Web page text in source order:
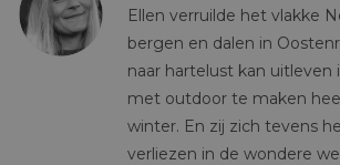
Ellen verruilde het vlakke
bergen en dalen in
naar hartelust kan uitleven
met outdoor te maken
winter. En zij zich tevens
verliezen in de wondere